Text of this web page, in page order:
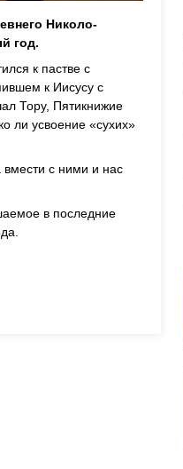
Николо-
год.
к пастве с
к Иисусу с
Тору, Пятикнижие
ли усвоение «сухих»
с ними и нас
в последние